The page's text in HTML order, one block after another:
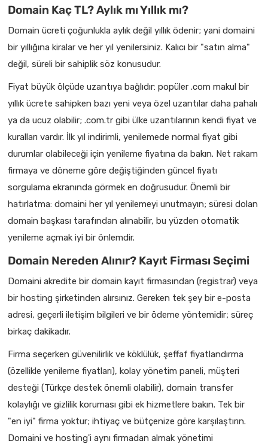
Domain Kaç TL? Aylık mı Yıllık mı?
Domain ücreti çoğunlukla aylık değil yıllık ödenir; yani domaini
bir yıllığına kiralar ve her yıl yenilersiniz. Kalıcı bir "satın alma"
değil, süreli bir sahiplik söz konusudur.
Fiyat büyük ölçüde uzantıya bağlıdır: popüler .com makul bir
yıllık ücrete sahipken bazı yeni veya özel uzantılar daha pahalı
ya da ucuz olabilir; .com.tr gibi ülke uzantılarının kendi fiyat ve
kuralları vardır. İlk yıl indirimli, yenilemede normal fiyat gibi
durumlar olabileceği için yenileme fiyatına da bakın. Net rakam
firmaya ve döneme göre değiştiğinden güncel fiyatı
sorgulama ekranında görmek en doğrusudur. Önemli bir
hatırlatma: domaini her yıl yenilemeyi unutmayın; süresi dolan
domain başkası tarafından alınabilir, bu yüzden otomatik
yenileme açmak iyi bir önlemdir.
Domain Nereden Alınır? Kayıt Firması Seçimi
Domaini akredite bir domain kayıt firmasından (registrar) veya
bir hosting şirketinden alırsınız. Gereken tek şey bir e-posta
adresi, geçerli iletişim bilgileri ve bir ödeme yöntemidir; süreç
birkaç dakikadır.
Firma seçerken güvenilirlik ve köklülük, şeffaf fiyatlandırma
(özellikle yenileme fiyatları), kolay yönetim paneli, müşteri
desteği (Türkçe destek önemli olabilir), domain transfer
kolaylığı ve gizlilik koruması gibi ek hizmetlere bakın. Tek bir
"en iyi" firma yoktur; ihtiyaç ve bütçenize göre karşılaştırın.
Domaini ve hosting'i aynı firmadan almak yönetimi